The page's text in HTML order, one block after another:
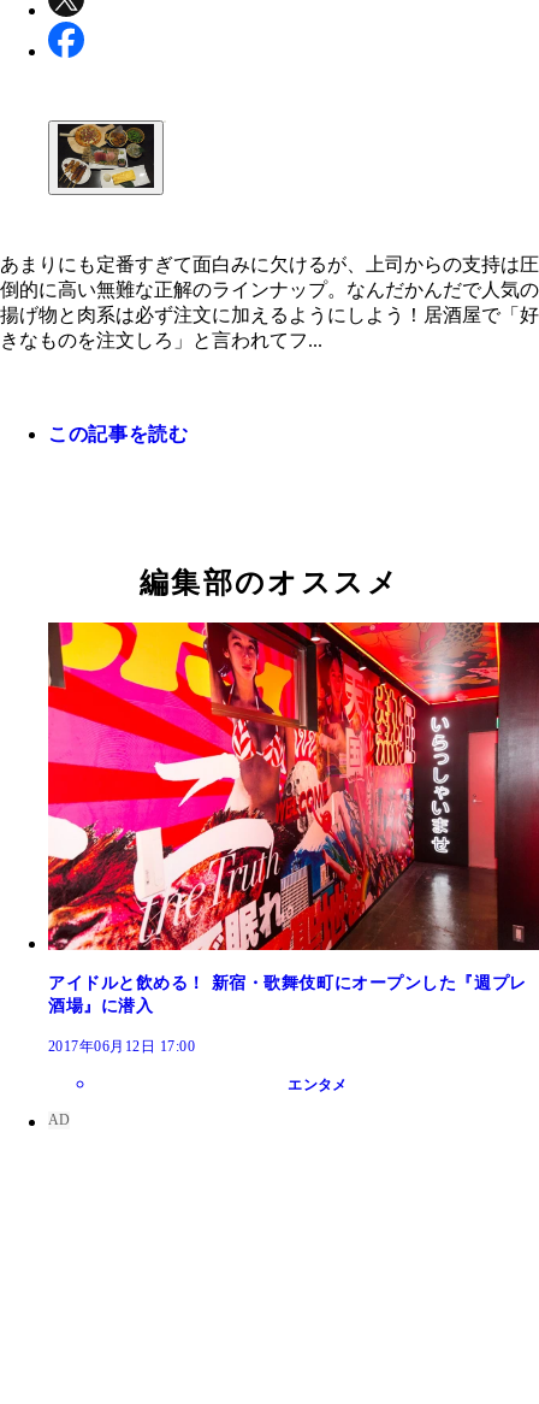
あまりにも定番すぎて面白みに欠けるが、上司か
持は圧倒的に高い無難な正解のラインナップ。な
んだで人気の揚げ物と肉系は必ず注文に加えるよ
あまりにも定番すぎて面白みに欠けるが、上司からの支持は圧
倒的に高い無難な正解のラインナップ。なんだかんだで人気の
揚げ物と肉系は必ず注文に加えるようにしよう！居酒屋で「好
きなものを注文しろ」と言われてフ...
この記事を読む
編集部のオススメ
アイドルと飲める！ 新宿・歌舞伎町にオープンした『週プレ
酒場』に潜入
2017年06月12日 17:00
エンタメ